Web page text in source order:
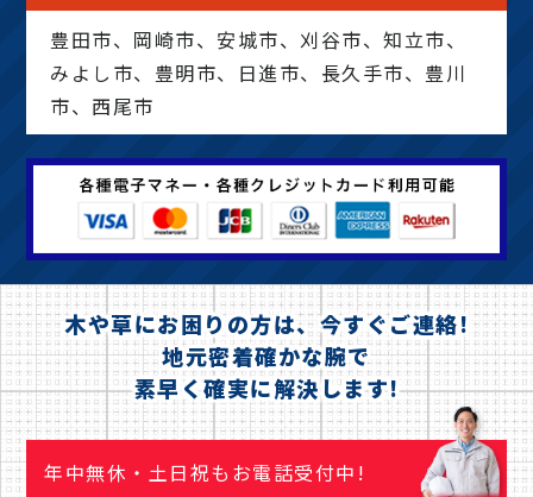
豊田市、岡崎市、安城市、刈谷市、知立市、
みよし市、豊明市、日進市、長久手市、豊川
市、西尾市
木や草にお困りの方は、今すぐご連絡!
地元密着確かな腕で
素早く確実に解決します!
年中無休・土日祝もお電話受付中!